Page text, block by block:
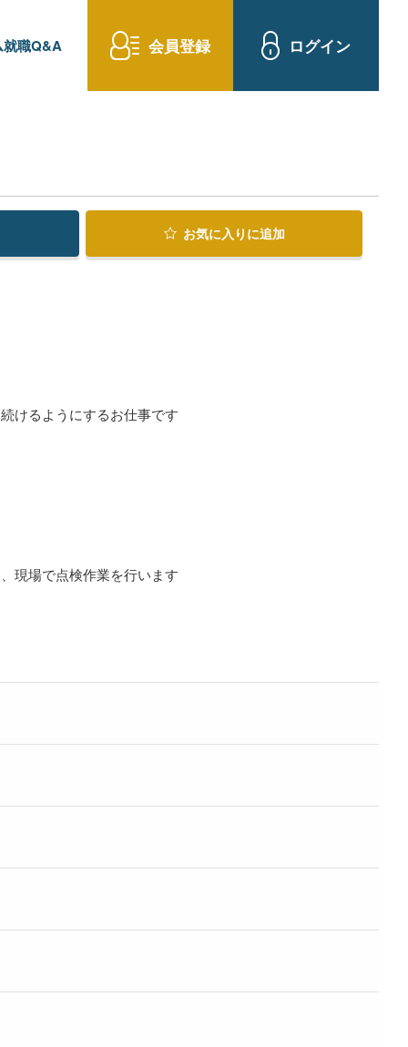
就職Q&A 会員登録 ログイン
お気に入り に追加
けるようにするお仕事です
現場で点検作業を行います